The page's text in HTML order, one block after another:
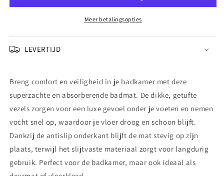
Meer betalingsopties
LEVERTIJD
Breng comfort en veiligheid in je badkamer met deze
superzachte en absorberende badmat. De dikke, getufte
vezels zorgen voor een luxe gevoel onder je voeten en nemen
vocht snel op, waardoor je vloer droog en schoon blijft.
Dankzij de antislip onderkant blijft de mat stevig op zijn
plaats, terwijl het slijtvaste materiaal zorgt voor langdurig
gebruik. Perfect voor de badkamer, maar ook ideaal als